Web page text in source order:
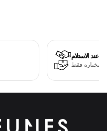
عند الاستلام
مختارة فقط